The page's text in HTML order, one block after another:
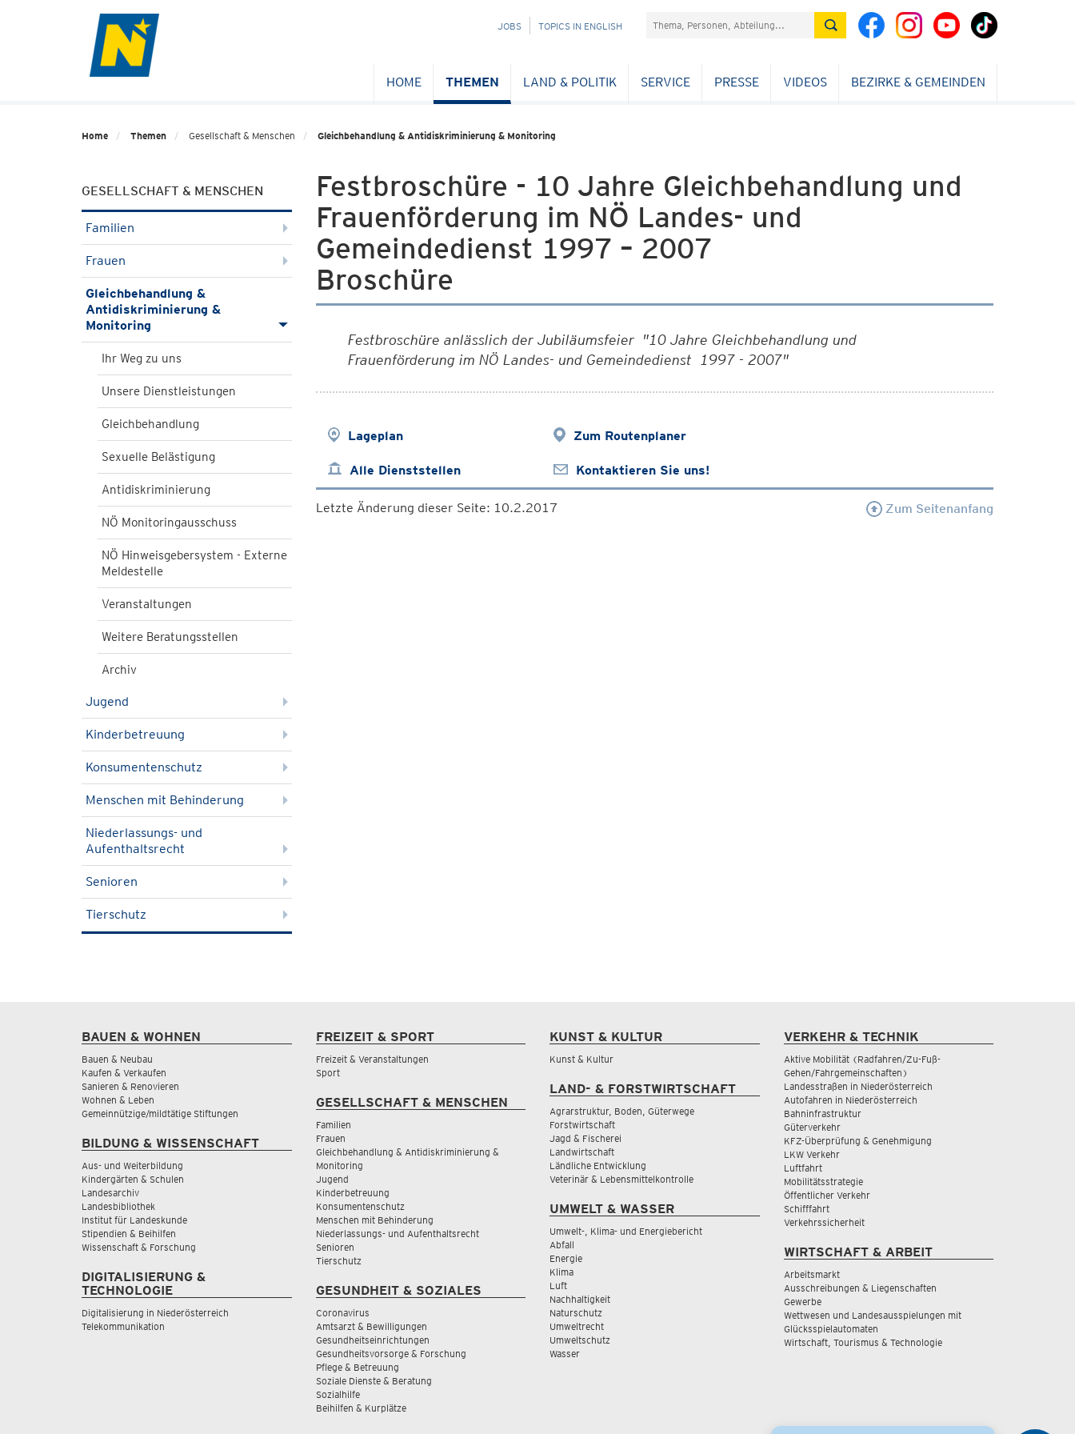
NAVIGATION
JOBS TOPICS IN ENGLISH Suchefeld
HOME THEMEN LAND & POLITIK SERVICE PRESSE VIDEOS BEZIRKE & GEMEINDEN
Home Themen Gesellschaft & Menschen Gleichbehandlung & Antidiskriminierung & Monitoring
GESELLSCHAFT & MENSCHEN
Familien
Frauen
Gleichbehandlung &
Antidiskriminierung &
Monitoring
Ihr Weg zu uns
Unsere Dienstleistungen
Gleichbehandlung
Sexuelle Belästigung
Antidiskriminierung
NÖ Monitoringausschuss
NÖ Hinweisgebersystem - Externe
Meldestelle
Veranstaltungen
Weitere Beratungsstellen
Archiv
Jugend
Kinderbetreuung
Konsumentenschutz
Menschen mit Behinderung
Niederlassungs- und
Aufenthaltsrecht
Senioren
Tierschutz
Festbroschüre - 10 Jahre Gleichbehandlung und
Frauenförderung im NÖ Landes- und
Gemeindedienst 1997 – 2007
Broschüre
Festbroschüre anlässlich der Jubiläumsfeier "10 Jahre Gleichbehandlung und
Frauenförderung im NÖ Landes- und Gemeindedienst 1997 - 2007"
Lageplan Zum Routenplaner
Alle Dienststellen Kontaktieren Sie uns!
Letzte Änderung dieser Seite: 10.2.2017 Zum Seitenanfang
BAUEN & WOHNEN
Bauen & Neubau
Kaufen & Verkaufen
Sanieren & Renovieren
Wohnen & Leben
Gemeinnützige/mildtätige Stiftungen
BILDUNG & WISSENSCHAFT
Aus- und Weiterbildung
Kindergärten & Schulen
Landesarchiv
Landesbibliothek
Institut für Landeskunde
Stipendien & Beihilfen
Wissenschaft & Forschung
DIGITALISIERUNG &
TECHNOLOGIE
Digitalisierung in Niederösterreich
Telekommunikation
FREIZEIT & SPORT
Freizeit & Veranstaltungen
Sport
GESELLSCHAFT & MENSCHEN
Familien
Frauen
Gleichbehandlung & Antidiskriminierung &
Monitoring
Jugend
Kinderbetreuung
Konsumentenschutz
Menschen mit Behinderung
Niederlassungs- und Aufenthaltsrecht
Senioren
Tierschutz
GESUNDHEIT & SOZIALES
Coronavirus
Amtsarzt & Bewilligungen
Gesundheitseinrichtungen
Gesundheitsvorsorge & Forschung
Pflege & Betreuung
Soziale Dienste & Beratung
Sozialhilfe
Beihilfen & Kurplätze
KUNST & KULTUR
Kunst & Kultur
LAND- & FORSTWIRTSCHAFT
Agrarstruktur, Boden, Güterwege
Forstwirtschaft
Jagd & Fischerei
Landwirtschaft
Ländliche Entwicklung
Veterinär & Lebensmittelkontrolle
UMWELT & WASSER
Umwelt-, Klima- und Energiebericht
Abfall
Energie
Klima
Luft
Nachhaltigkeit
Naturschutz
Umweltrecht
Umweltschutz
Wasser
VERKEHR & TECHNIK
Aktive Mobilität (Radfahren/Zu-Fuß-
Gehen/Fahrgemeinschaften)
Landesstraßen in Niederösterreich
Autofahren in Niederösterreich
Bahninfrastruktur
Güterverkehr
KFZ-Überprüfung & Genehmigung
LKW Verkehr
Luftfahrt
Mobilitätsstrategie
Öffentlicher Verkehr
Schifffahrt
Verkehrssicherheit
WIRTSCHAFT & ARBEIT
Arbeitsmarkt
Ausschreibungen & Liegenschaften
Gewerbe
Wettwesen und Landesausspielungen mit
Glücksspielautomaten
Wirtschaft, Tourismus & Technologie